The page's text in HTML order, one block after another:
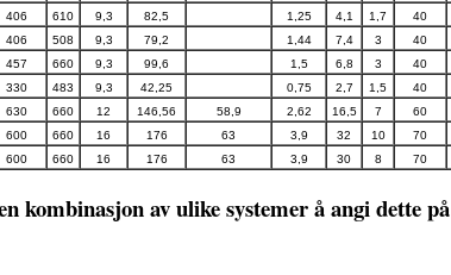
406 610 9,3 82,5 1,25 4,1 1,7 40
406 508 9,3 79,2 1,44 7,4 3 40
457 660 9,3 99,6 1,5 6,8 3 40
330 483 9,3 42,25 0,75 2,7 1,5 40
630 660 12 146,56 58,9 2,62 16,5 7 60
600 660 16 176 63 3,9 32 10 70
600 660 16 176 63 3,9 30 8 70
kombinasjon av ulike systemer å angi dette på